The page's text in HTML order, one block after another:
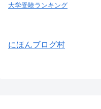
大学受験ランキング
にほんブログ村